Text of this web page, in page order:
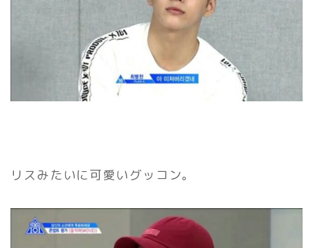
リスみたいに可愛いグッコン。